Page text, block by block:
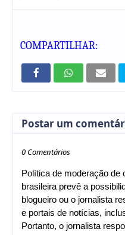
COMPARTILHAR:
Postar um
0 Comentários
Política de moderação de
brasileira prevê a
blogueiro ou o jornalista
e portais de notícias,
Portanto, o jornalista